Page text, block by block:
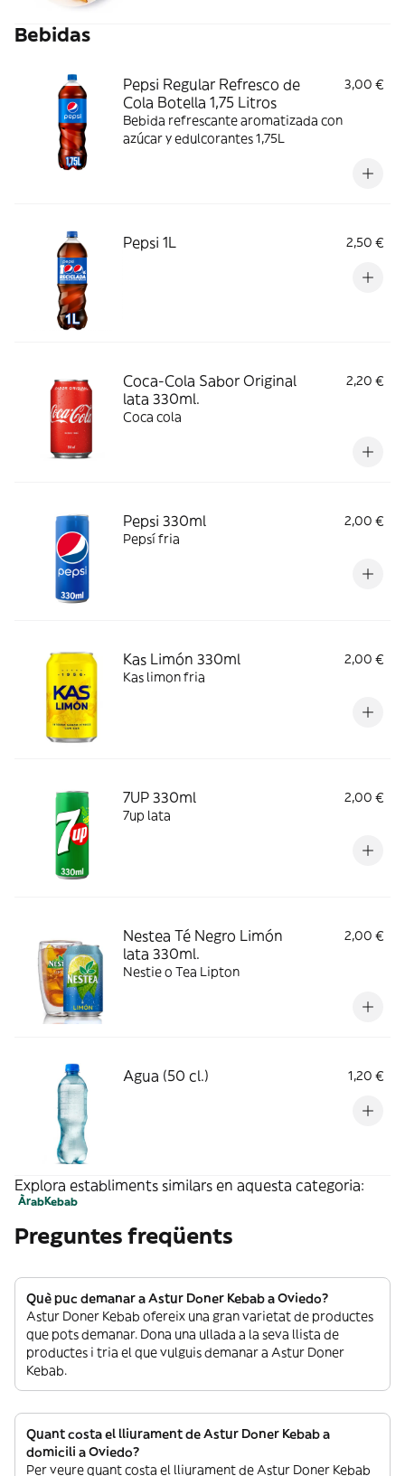
Bebidas
Pepsi Regular Refresco de
Cola Botella 1,75 Litros
3,00 €
Bebida refrescante aromatizada con
azúcar y edulcorantes 1,75L
Pepsi 1L 2,50 €
Coca-Cola Sabor Original
lata 330ml.
2,20 €
Coca cola
Pepsi 330ml
2,00 €
Pepsí fria
Kas Limón 330ml
2,00 €
Kas limon fria
7UP 330ml
2,00 €
7up lata
Nestea Té Negro Limón
lata 330ml.
2,00 €
Nestie o Tea Lipton
Agua (50 cl.) 1,20 €
Explora establiments similars en aquesta categoria:
ÀrabKebab
Preguntes freqüents
Què puc demanar a Astur Doner Kebab a Oviedo?
Astur Doner Kebab ofereix una gran varietat de productes
que pots demanar. Dona una ullada a la seva llista de
productes i tria el que vulguis demanar a Astur Doner
Kebab.
Quant costa el lliurament de Astur Doner Kebab a
domicili a Oviedo?
Per veure quant costa el lliurament de Astur Doner Kebab